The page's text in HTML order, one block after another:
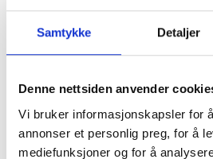
Samtykke Detaljer
Denne nettsiden anvender
Vi bruker informasjonskapsler for
annonser et personlig preg, for å
mediefunksjoner og for å
Inter Milan -
mandag 14 sep.
20:45